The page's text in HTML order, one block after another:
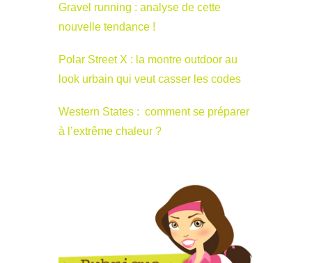
Gravel running : analyse de cette
nouvelle tendance !
Polar Street X : la montre outdoor au
look urbain qui veut casser les codes
Western States : comment se préparer
à l’extrême chaleur ?